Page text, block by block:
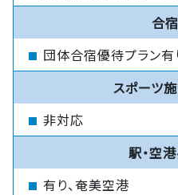
合
団体合宿優待プラン有
スポーツ
非対応
駅・空
有り、奄美空港